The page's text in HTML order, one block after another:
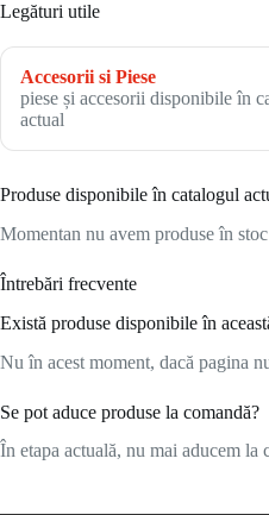
Legături utile
Accesorii si Piese
piese și accesorii disponibile în
actual
Produse disponibile în catalogul
Momentan nu avem produse în
Întrebări frecvente
Există produse disponibile în
Nu în acest moment, dacă pagina
Se pot aduce produse la comandă?
În etapa actuală, nu mai aducem la